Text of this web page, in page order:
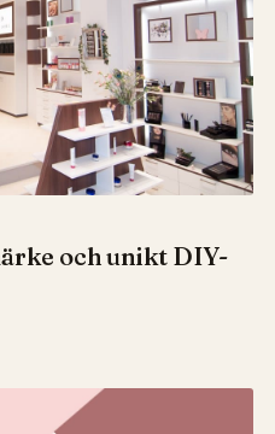
och unikt DIY-